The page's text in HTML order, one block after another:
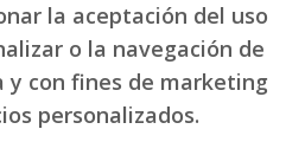
la aceptación del uso
o la navegación de
y con fines de marketing
personalizados.